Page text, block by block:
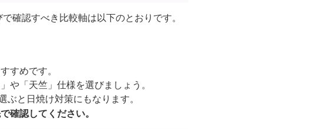
確認すべき比較軸は以下のとおりです。
すめです。
や「天竺」仕様を選びましょう。
と日焼け対策にもなります。
確認してください。